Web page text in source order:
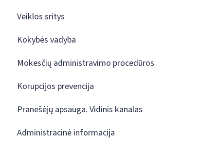
Veiklos sritys
Kokybės vadyba
Mokesčių administravimo procedūros
Korupcijos prevencija
Pranešėjų apsauga. Vidinis kanalas
Administracinė informacija